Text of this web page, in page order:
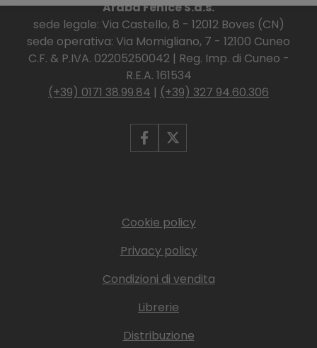
Araba Fenice S.a.s.
sede legale: Via Castello, 8 - 12012 Boves (CN)
sede operativa: Via Momigliano, 7 - 12100 Cuneo
C.F. & P.IVA. 02205250042 | Reg. Imp. di Cuneo -
R.E.A. 161534
(+39) 0171 38.99.84 | (+39) 327 94.60.306
Cookie policy
Privacy policy
Condizioni di vendita
Librerie
Distribuzione